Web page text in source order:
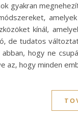
gyakran
kínál,
de tudatos
hogy ne
az, hogy minden